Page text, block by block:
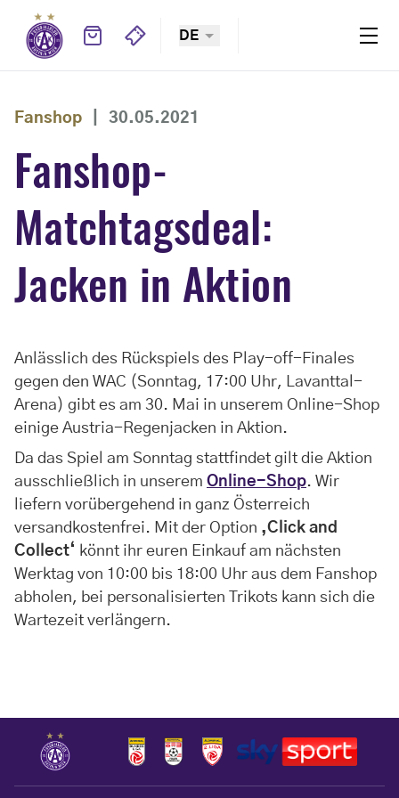
DE
Fanshop 30.05.2021
Fanshop-
Matchtagsdeal:
Jacken in Aktion
Anlässlich des Rückspiels des Play-off-Finales
gegen den WAC (Sonntag, 17:00 Uhr, Lavanttal-
Arena) gibt es am 30. Mai in unserem Online-Shop
einige Austria-Regenjacken in Aktion.
Da das Spiel am Sonntag stattfindet gilt die Aktion
ausschließlich in unserem Online-Shop. Wir
liefern vorübergehend in ganz Österreich
versandkostenfrei. Mit der Option ‚Click and
Collect‘ könnt ihr euren Einkauf am nächsten
Werktag von 10:00 bis 18:00 Uhr aus dem Fanshop
abholen, bei personalisierten Trikots kann sich die
Wartezeit verlängern.